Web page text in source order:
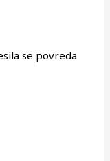
se povreda